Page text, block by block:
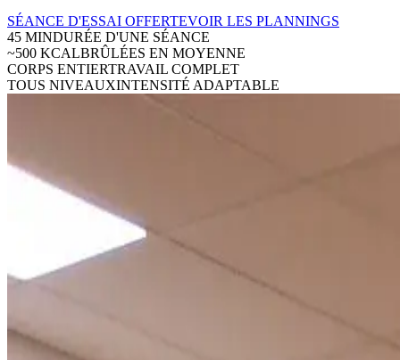
SÉANCE D'ESSAI OFFERTEVOIR LES PLANNINGS
45 MINDURÉE D'UNE SÉANCE
~500 KCALBRÛLÉES EN MOYENNE
CORPS ENTIERTRAVAIL COMPLET
TOUS NIVEAUXINTENSITÉ ADAPTABLE